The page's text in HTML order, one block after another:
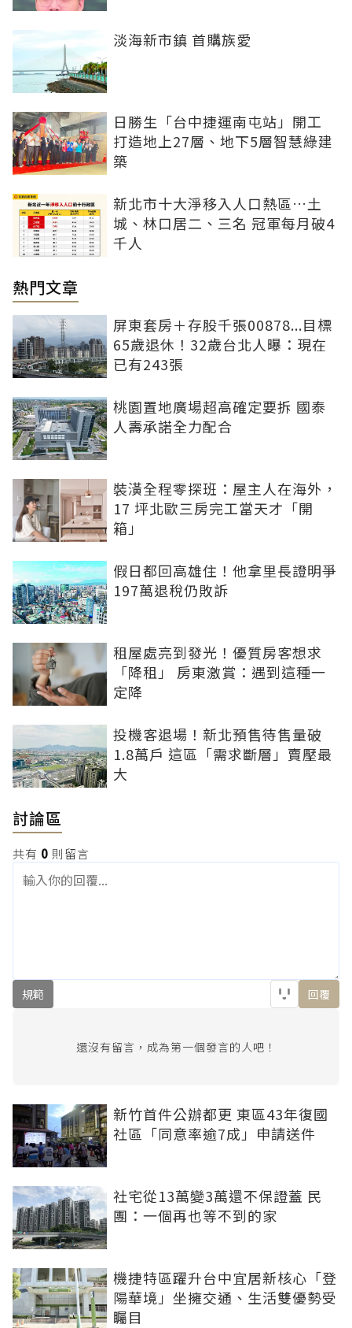
淡海新市鎮 首購族愛
日勝生「台中捷運南屯站」開工
打造地上27層、地下5層智慧綠建
築
新北市十大淨移入人口熱區…土
城、林口居二、三名 冠軍每月破4
千人
熱門文章
屏東套房＋存股千張00878...目標
65歲退休！32歲台北人曝：現在
已有243張
桃園置地廣場超高確定要拆 國泰
人壽承諾全力配合
裝潢全程零探班：屋主人在海外，
17 坪北歐三房完工當天才「開
箱」
假日都回高雄住！他拿里長證明爭
197萬退稅仍敗訴
租屋處亮到發光！優質房客想求
「降租」 房東激賞：遇到這種一
定降
投機客退場！新北預售待售量破
1.8萬戶 這區「需求斷層」賣壓最
大
討論區
共有 0 則留言
規範 回覆
還沒有留言，成為第一個發言的人吧！
新竹首件公辦都更 東區43年復國
社區「同意率逾7成」申請送件
社宅從13萬變3萬還不保證蓋 民
團：一個再也等不到的家
機捷特區躍升台中宜居新核心「登
陽華境」坐擁交通、生活雙優勢受
矚目